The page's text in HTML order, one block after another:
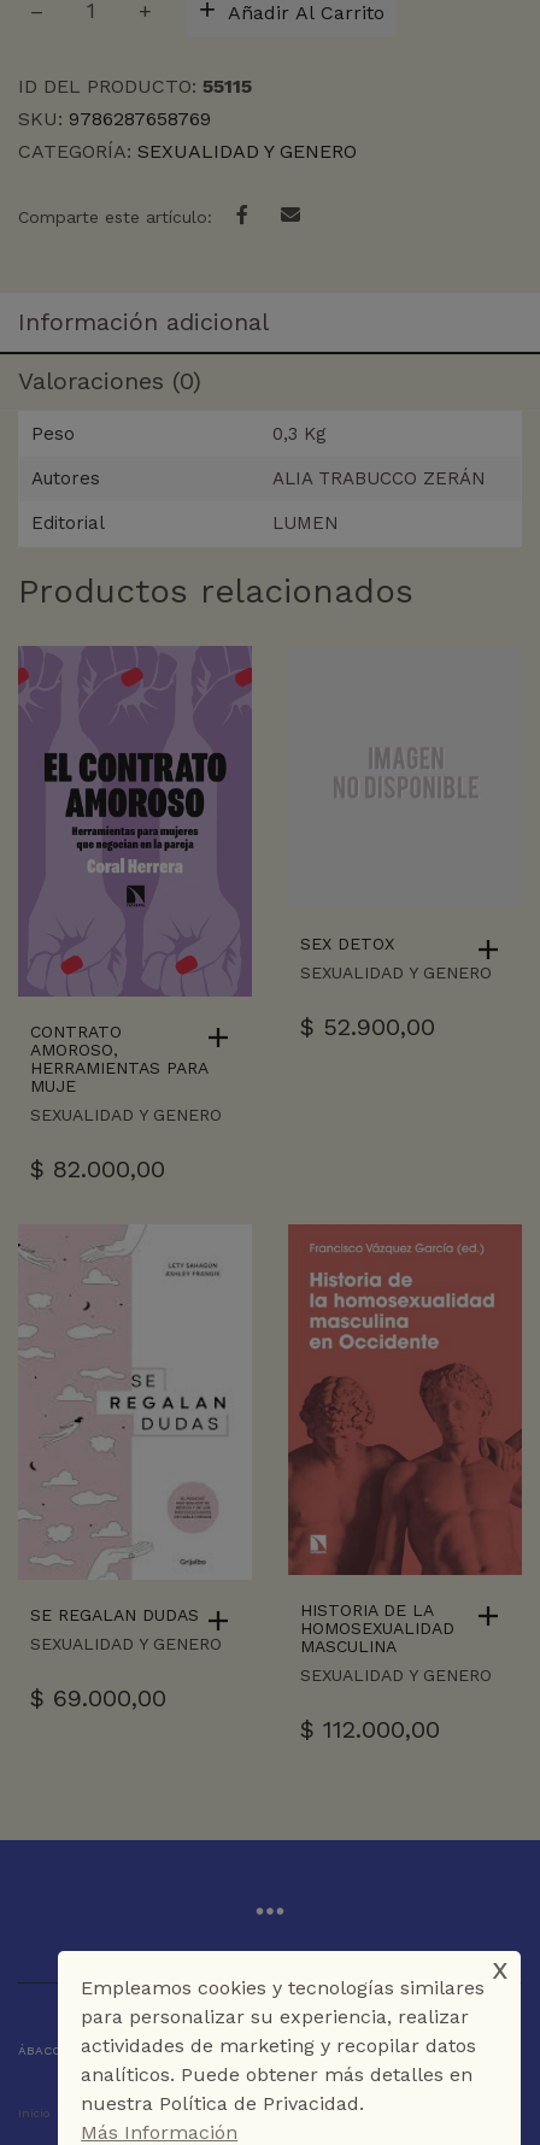
LAS
Añadir Al Carrito
ID DEL PRODUCTO: 55115
SKU: 9786287658769
CATEGORÍA: SEXUALIDAD Y GENERO
Comparte este artículo:
Información adicional
Valoraciones (0)
Peso 0,3 Kg
Autores ALIA TRABUCCO ZERÁN
Editorial LUMEN
Productos relacionados
CONTRATO
AMOROSO,
HERRAMIENTAS PARA
MUJE
SEXUALIDAD Y GENERO
$ 82.000,00
SEX DETOX
SEXUALIDAD Y GENERO
$ 52.900,00
SE REGALAN DUDAS
SEXUALIDAD Y GENERO
$ 69.000,00
HISTORIA DE LA
HOMOSEXUALIDAD
MASCULINA
SEXUALIDAD Y GENERO
$ 112.000,00
ÁBACO LIBROS Y CAFÉ © 2025 CARTAGENA DE INDIAS - COLOMBIA
Inicio Tienda La Librería Galería Café Contáctenos
Empleamos cookies y tecnologías similares
para personalizar su experiencia, realizar
actividades de marketing y recopilar datos
analíticos. Puede obtener más detalles en
nuestra Política de Privacidad.
Más Información
x